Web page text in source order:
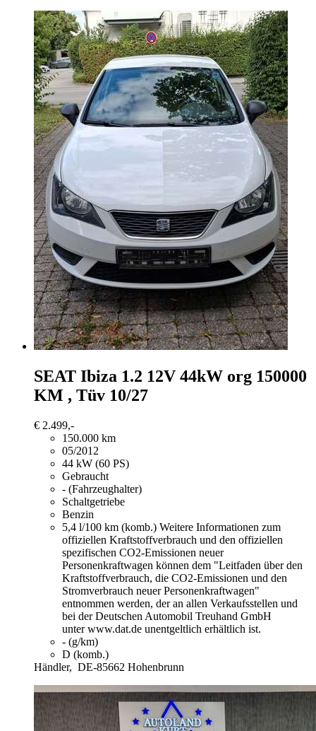
SEAT Ibiza 1.2 12V 44kW org 150000
KM , Tüv 10/27
€ 2.499,-
150.000 km
05/2012
44 kW (60 PS)
Gebraucht
- (Fahrzeughalter)
Schaltgetriebe
Benzin
5,4 l/100 km (komb.) Weitere Informationen zum
offiziellen Kraftstoffverbrauch und den offiziellen
spezifischen CO2-Emissionen neuer
Personenkraftwagen können dem "Leitfaden über den
Kraftstoffverbrauch, die CO2-Emissionen und den
Stromverbrauch neuer Personenkraftwagen"
entnommen werden, der an allen Verkaufsstellen und
bei der Deutschen Automobil Treuhand GmbH
unter www.dat.de unentgeltlich erhältlich ist.
- (g/km)
D (komb.)
Händler, DE-85662 Hohenbrunn